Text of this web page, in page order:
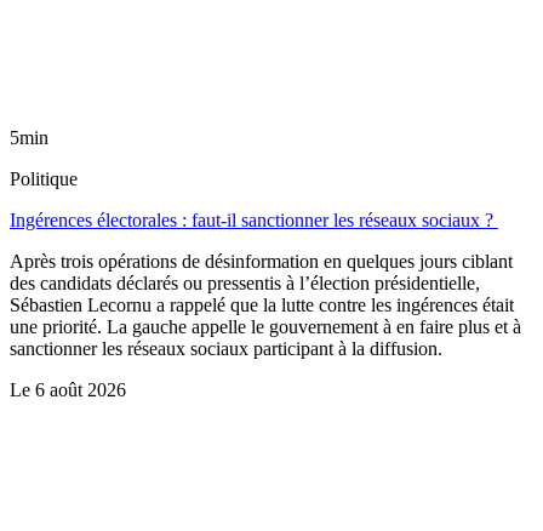
5min
Politique
Ingérences électorales : faut-il sanctionner les réseaux sociaux ?
Après trois opérations de désinformation en quelques jours ciblant
des candidats déclarés ou pressentis à l’élection présidentielle,
Sébastien Lecornu a rappelé que la lutte contre les ingérences était
une priorité. La gauche appelle le gouvernement à en faire plus et à
sanctionner les réseaux sociaux participant à la diffusion.
Le 6 août 2026